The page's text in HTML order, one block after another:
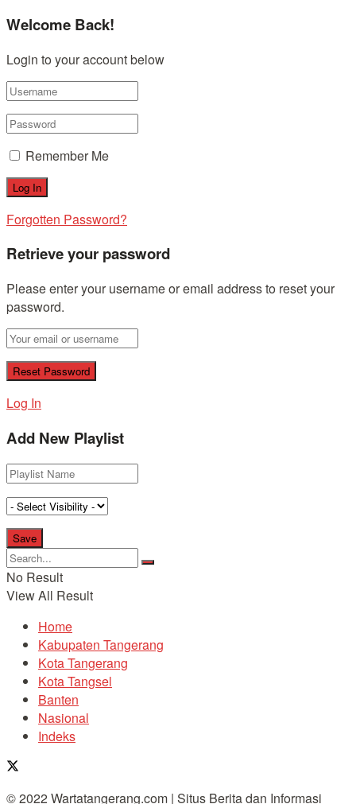
Welcome Back!
Login to your account below
Remember Me
Forgotten Password?
Retrieve your password
Please enter your username or email address to reset your
password.
Log In
Add New Playlist
No Result
View All Result
Home
Kabupaten Tangerang
Kota Tangerang
Kota Tangsel
Banten
Nasional
Indeks
© 2022 Wartatangerang.com | Situs Berita dan Informasi